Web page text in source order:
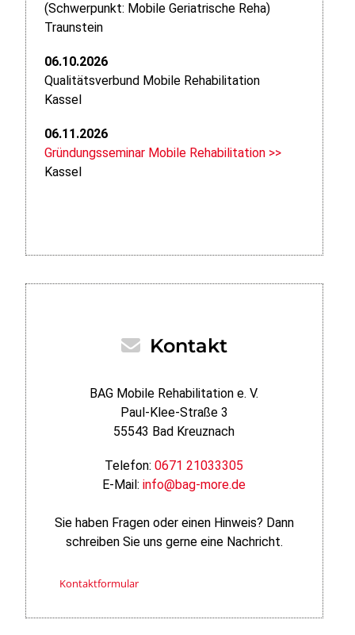
(Schwerpunkt: Mobile Geriatrische Reha)
Traunstein
06.10.2026
Qualitätsverbund Mobile Rehabilitation
Kassel
06.11.2026
Gründungsseminar Mobile Rehabilitation >>
Kassel
Kontakt
BAG Mobile Rehabilitation e. V.
Paul-Klee-Straße 3
55543 Bad Kreuznach
Telefon:0671 21033305
E-Mail:info@bag-more.de
Sie haben Fragen oder einen Hinweis? Dann
schreiben Sie uns gerne eine Nachricht.
Kontaktformular